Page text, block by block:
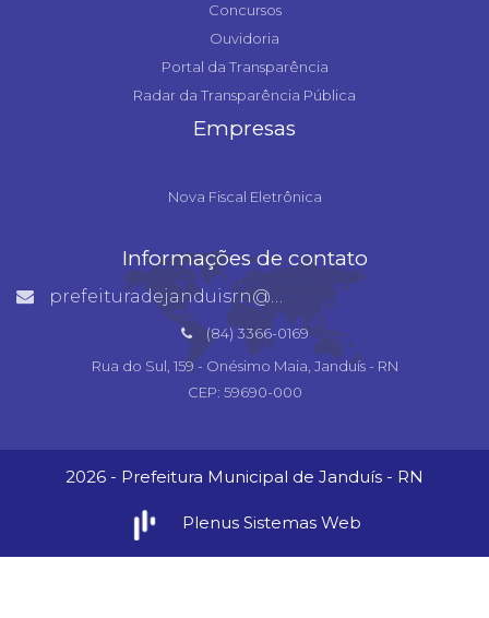
Concursos
Ouvidoria
Portal da Transparência
Radar da Transparência Pública
Empresas
Nova Fiscal Eletrônica
Informações de contato
prefeituradejanduisrn@gmail.com
(84) 3366-0169
Rua do Sul, 159 - Onésimo Maia, Janduís - RN
CEP: 59690-000
2026 - Prefeitura Municipal de Janduís - RN
Plenus Sistemas Web